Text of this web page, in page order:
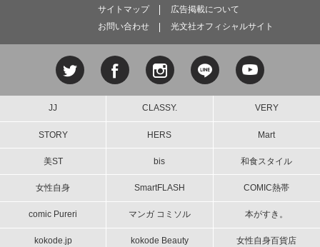
サイトマップ
広告掲載について
お問い合わせ
光文社オフィシャルサイト
JJ CLASSY. VERY
STORY HERS Mart
美ST bis 和食スタイル
女性自身 SmartFLASH COMIC熱帯
comic Pureri マンガ コミソル 本がすき。
kokode.jp kokode Beauty 女性自身百貨店